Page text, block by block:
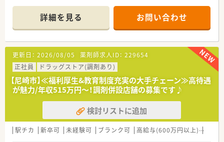
頑張り次第で高給与も可能！
■経験や勤務コースによりますが、経験の少ない方でも500万前
半スタートと業界TOP水準！
■職種や職域に合わせ、豊富な社内研修や外部組織と連携した研
修を用意されています
■薬剤師が中心の会社だからこそ活躍できるキャリアパスが多
種多様に用意されています。
■店舗拡大に伴い、エリアマネジャーや営業部長等のマネジメン
トのポジションも増えます。
■在宅や教育等の専門性を活かせるスペシャリストを目指すこ
とも可能です。
■その他にも、管理部門や商品部門等の本社スタッフなど活動領
域は多種多様です。
■在宅実施店舗は年々増加しており、在宅医療へもしっかりと関
詳細を見る お問い合わせ
更新日： 2026/08/05 薬剤師求人ID： 229654
正社員
ドラッグストア(調剤あり)
【尼崎市】≪福利厚生&教育制度充実の大手チェーン≫高待遇
が魅力/年収515万円～！調剤併設店舗の募集です♪
検討リストに追加
駅チカ 新卒可 未経験可 ブランク可 高給与(600万円以上)